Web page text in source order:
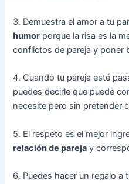
3. Demuestra el amor a tu
humor porque la risa es la
conflictos de pareja y poner
4. Cuando tu pareja esté
puedes decirle que puede
necesite pero sin pretender
5. El respeto es el mejor
relación de pareja y
6. Puedes hacer un regalo a